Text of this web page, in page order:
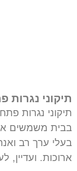
תיקוני נגרות
תיקוני נגרות
בבית משמשים
בעלי ערך רב
ארוכות. ועדיין,